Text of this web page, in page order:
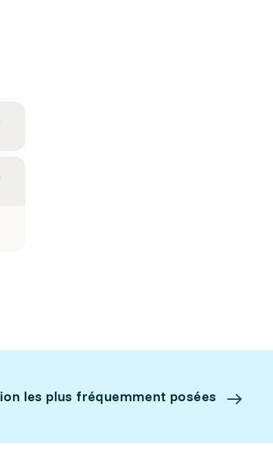
les plus fréquemment posées